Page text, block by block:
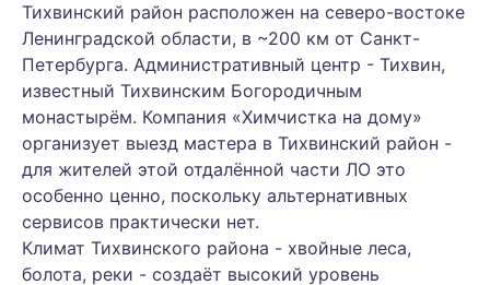
Тихвинский район расположен на северо-востоке
Ленинградской области, в ~200 км от Санкт-
Петербурга. Административный центр - Тихвин,
известный Тихвинским Богородичным
монастырём. Компания «Химчистка на дому»
организует выезд мастера в Тихвинский район -
для жителей этой отдалённой части ЛО это
особенно ценно, поскольку альтернативных
сервисов практически нет.
Климат Тихвинского района - хвойные леса,
болота, реки - создаёт высокий уровень